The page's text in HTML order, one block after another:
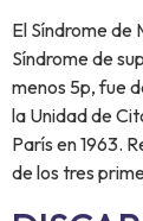
El Síndrome de
Síndrome de
menos 5p, fue
la Unidad de
París en 1963.
de los tres